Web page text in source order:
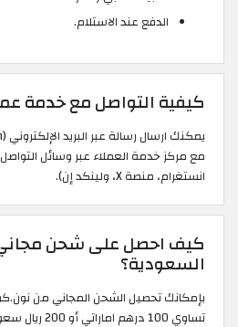
الدفع عند الاستلام.
كيفية التواصل مع خدمة
مع مركز خدمة العملاء عبر وسائل
انستغرام، منصة X، ولينكد إن).
كيف احصل على شحن
السعودية؟
بإمكانك تحصيل الشحن المجاني من